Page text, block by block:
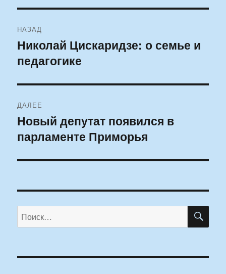
по
записям
НАЗАД
Предыдущая
запись:
Николай Цискаридзе: о семье и
педагогике
ДАЛЕЕ
Следующая
запись:
Новый депутат появился в
парламенте Приморья
Искать: